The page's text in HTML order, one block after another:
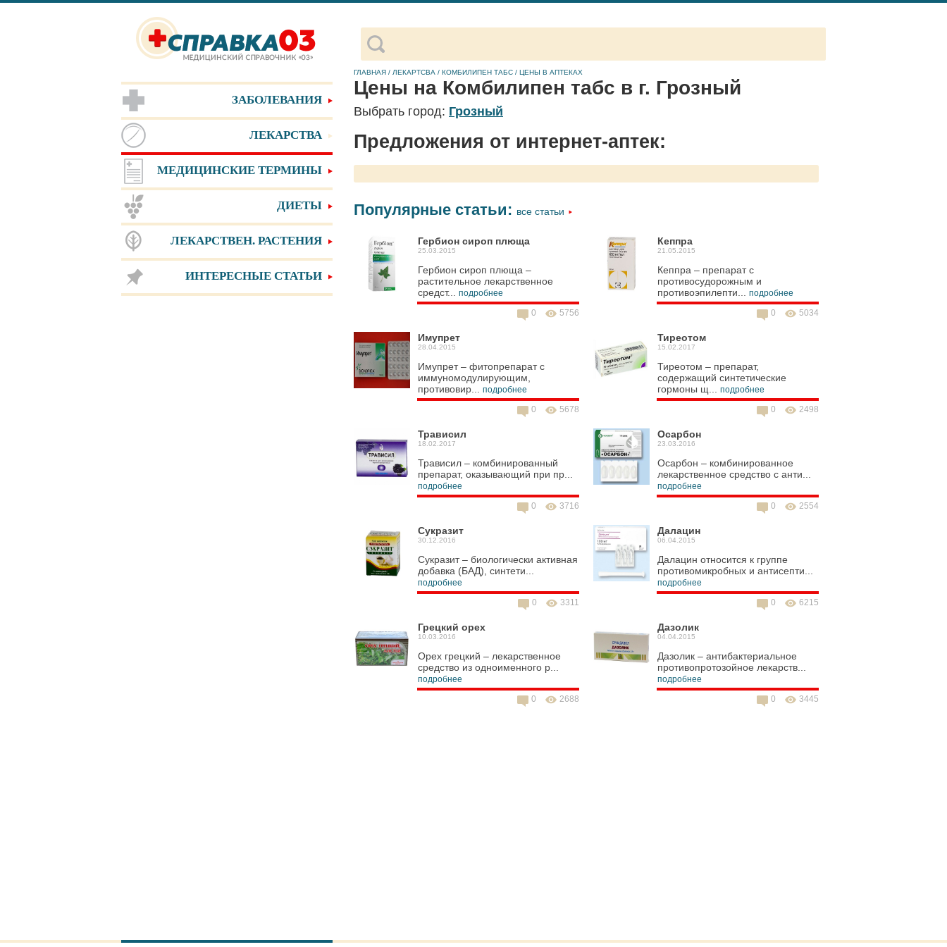
ГЛАВНАЯ / ЛЕКАРТСВА / КОМБИЛИПЕН ТАБС / ЦЕНЫ В АПТЕКАХ
Цены на Комбилипен табс в г. Грозный
Выбрать город: Грозный
Предложения от интернет-аптек:
Популярные статьи: все статьи
Гербион сироп плюща
25.03.2015
Гербион сироп плюща –
растительное лекарственное
средст... подробнее
5756
0
Кеппра
21.05.2015
Кеппра – препарат с
противосудорожным и
противоэпилепти... подробнее
5034
0
Имупрет
28.04.2015
Имупрет – фитопрепарат с
иммуномодулирующим,
противовир... подробнее
5678
0
Тиреотом
15.02.2017
Тиреотом – препарат,
содержащий синтетические
гормоны щ... подробнее
2498
0
Трависил
18.02.2017
Трависил – комбинированный
препарат, оказывающий при пр...
подробнее
3716
0
Осарбон
23.03.2016
Осарбон – комбинированное
лекарственное средство с анти...
подробнее
2554
0
Сукразит
30.12.2016
Сукразит – биологически активная
добавка (БАД), синтети...
подробнее
3311
0
Далацин
06.04.2015
Далацин относится к группе
противомикробных и антисепти...
подробнее
6215
0
Грецкий орех
10.03.2016
Орех грецкий – лекарственное
средство из одноименного р...
подробнее
2688
0
Дазолик
04.04.2015
Дазолик – антибактериальное
противопротозойное лекарств...
подробнее
3445
0
ЗАБОЛЕВАНИЯ
ЛЕКАРСТВА
МЕДИЦИНСКИЕ ТЕРМИНЫ
ДИЕТЫ
ЛЕКАРCТВЕН. РАСТЕНИЯ
ИНТЕРЕСНЫЕ СТАТЬИ